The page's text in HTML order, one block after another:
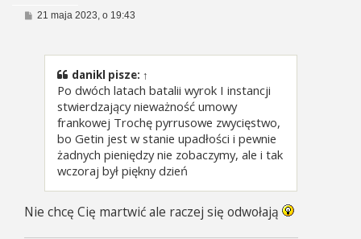
P21 maja 2023, o 19:43
danikl pisze: ↑
Po dwóch latach batalii wyrok I instancji
stwierdzający nieważność umowy
frankowej Trochę pyrrusowe zwycięstwo,
bo Getin jest w stanie upadłości i pewnie
żadnych pieniędzy nie zobaczymy, ale i tak
wczoraj był piękny dzień
Nie chcę Cię martwić ale raczej się odwołają